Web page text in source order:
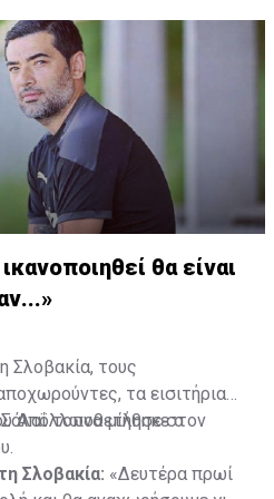
θα είναι
Σλοβακία, τους
τα εισιτήρια
τοποθετήθηκε ο
Απόλλωνα μίλησε στον
Σλοβακία: «Δευτέρα πρωί